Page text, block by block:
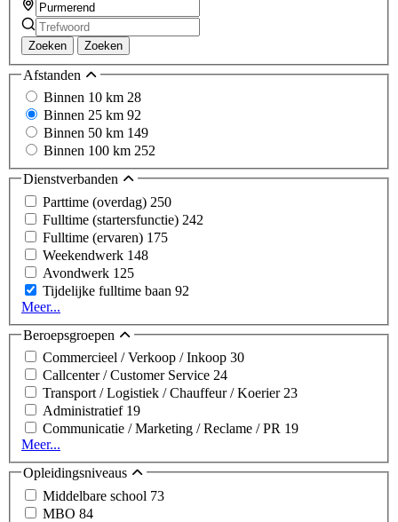
Zoeken Zoeken
Afstanden
Binnen 10 km 28
Binnen 25 km 92
Binnen 50 km 149
Binnen 100 km 252
Dienstverbanden
Parttime (overdag) 250
Fulltime (startersfunctie) 242
Fulltime (ervaren) 175
Weekendwerk 148
Avondwerk 125
Tijdelijke fulltime baan 92
Meer...
Beroepsgroepen
Commercieel / Verkoop / Inkoop 30
Callcenter / Customer Service 24
Transport / Logistiek / Chauffeur / Koerier 23
Administratief 19
Communicatie / Marketing / Reclame / PR 19
Meer...
Opleidingsniveaus
Middelbare school 73
MBO 84